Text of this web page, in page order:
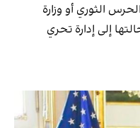
الثوري أو وزارة
إلى إدارة تحري